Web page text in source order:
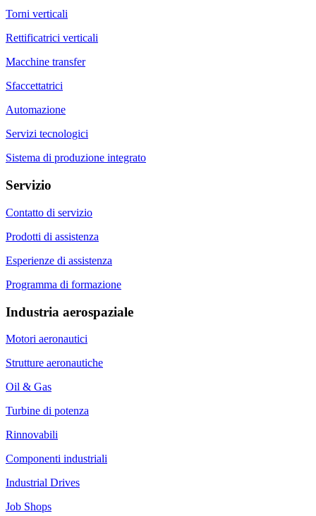
Torni verticali
Rettificatrici verticali
Macchine transfer
Sfaccettatrici
Automazione
Servizi tecnologici
Sistema di produzione integrato
Servizio
Contatto di servizio
Prodotti di assistenza
Esperienze di assistenza
Programma di formazione
Industria aerospaziale
Motori aeronautici
Strutture aeronautiche
Oil & Gas
Turbine di potenza
Rinnovabili
Componenti industriali
Industrial Drives
Job Shops